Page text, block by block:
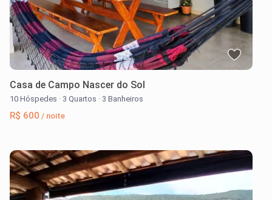
Casa de Campo Nascer do Sol
10 Hóspedes · 3 Quartos · 3 Banheiros
R$ 600 / noite